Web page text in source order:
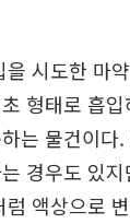
을 시도한 마
형태로 흡
는 물건이다
경우도 있
액상으로